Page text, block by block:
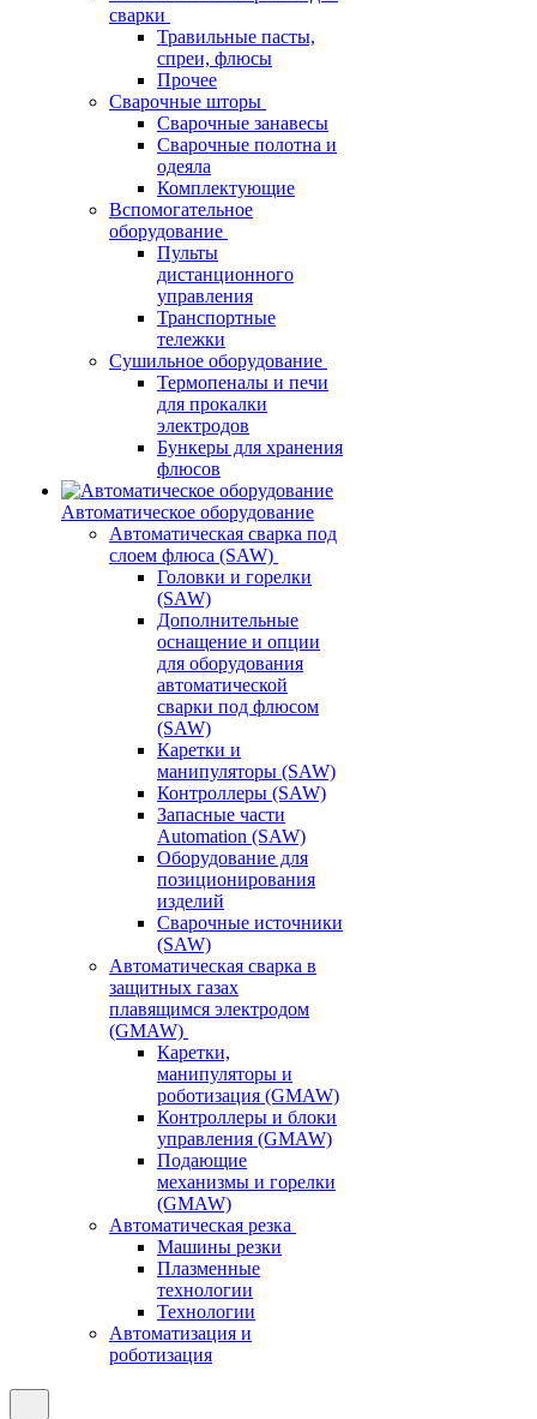
сварки
Травильные пасты,
спреи, флюсы
Прочее
Сварочные шторы
Сварочные занавесы
Сварочные полотна и
одеяла
Комплектующие
Вспомогательное
оборудование
Пульты
дистанционного
управления
Транспортные
тележки
Сушильное оборудование
Термопеналы и печи
для прокалки
электродов
Бункеры для хранения
флюсов
Автоматическое оборудование
Автоматическая сварка под
слоем флюса (SAW)
Головки и горелки
(SAW)
Дополнительные
оснащение и опции
для оборудования
автоматической
сварки под флюсом
(SAW)
Каретки и
манипуляторы (SAW)
Контроллеры (SAW)
Запасные части
Automation (SAW)
Оборудование для
позиционирования
изделий
Сварочные источники
(SAW)
Автоматическая сварка в
защитных газах
плавящимся электродом
(GMAW)
Каретки,
манипуляторы и
роботизация (GMAW)
Контроллеры и блоки
управления (GMAW)
Подающие
механизмы и горелки
(GMAW)
Автоматическая резка
Машины резки
Плазменные
технологии
Технологии
Автоматизация и
роботизация